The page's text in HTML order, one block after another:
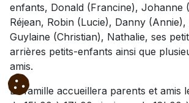
enfants, Donald (Francine), Johanne
Réjean, Robin (Lucie), Danny
Guylaine (Christian), Nathalie, ses
arrières petits-enfants ainsi que
amis.
La famille accueillera parents et amis